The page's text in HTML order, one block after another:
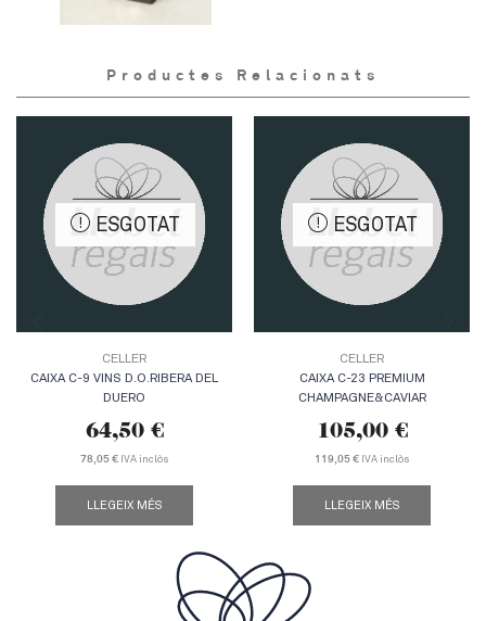
Productes Relacionats
ESGOTAT
CELLER
CAIXA C-9 VINS D.O.RIBERA DEL
DUERO
64,50 €
78,05 € IVA inclòs
LLEGEIX MÉS
ESGOTAT
CELLER
CAIXA C-23 PREMIUM
CHAMPAGNE&CAVIAR
105,00 €
119,05 € IVA inclòs
LLEGEIX MÉS